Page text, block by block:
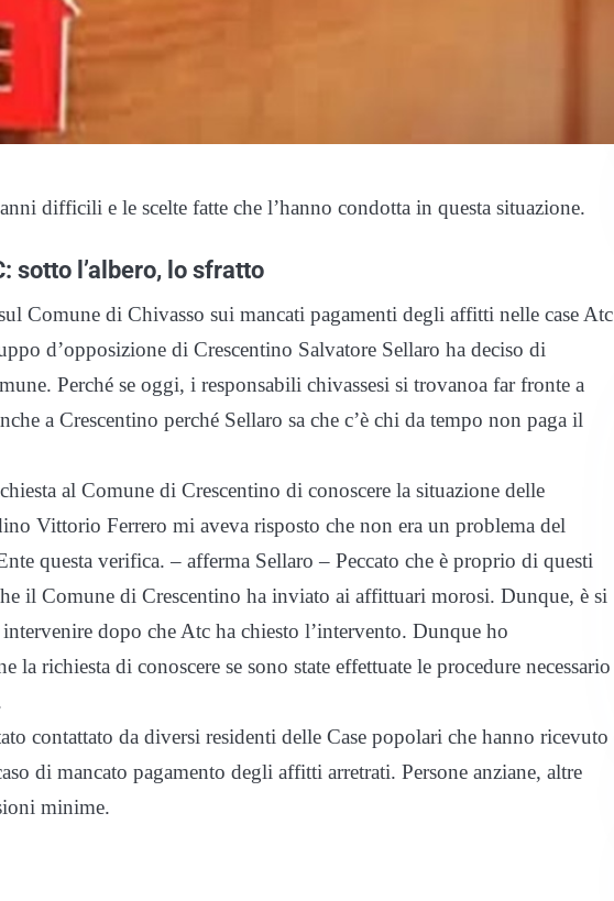
difficili e le scelte fatte che l’hanno condotta in questa situazione.
sotto l’albero, lo sfratto
Comune di Chivasso sui mancati pagamenti degli affitti nelle case Atc
d’opposizione di Crescentino Salvatore Sellaro ha deciso di
Perché se oggi, i responsabili chivassesi si trovanoa far fronte a
a Crescentino perché Sellaro sa che c’è chi da tempo non paga il
al Comune di Crescentino di conoscere la situazione delle
Vittorio Ferrero mi aveva risposto che non era un problema del
questa verifica. – afferma Sellaro – Peccato che è proprio di questi
il Comune di Crescentino ha inviato ai affittuari morosi. Dunque, è si
dopo che Atc ha chiesto l’intervento. Dunque ho
richiesta di conoscere se sono state effettuate le procedure necessario
contattato da diversi residenti delle Case popolari che hanno ricevuto
di mancato pagamento degli affitti arretrati. Persone anziane, altre
minime.